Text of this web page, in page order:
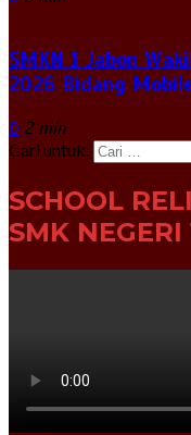
SMKN 1 Jabon
2026 Bidang
0 2 min
Cari untuk:
SCHOOL
SMK NEGERI